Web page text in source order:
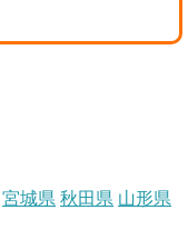
宮城県 秋田県 山形県